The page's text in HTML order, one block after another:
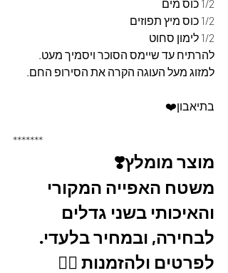
1/2 כוס מים
1/2 כוס מיץ תפוזים
1/2 לימון סחוט
להרתיח עד שיימס הסוכר ויסמיך מעט.
למזוג מעל העוגה הקרה את הסירופ החם.
בתיאבון❤️
*******
מוצר מומלץ❣️
משטח האפייה המקורי
והאיכותי בשני גדלים
לבחירה, ובמחיר בלעדי.
לפרטים ולהזמנות 👇🏼